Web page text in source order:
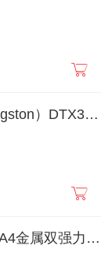
【联盟】金士顿（Kingston）DTX32G/DTX64G/DTX128G/DTX256G u盘 USB3.2 Gen 1 高速车载闪存优盘32G/64G/128G/256G
得力（deli）5302ES A4金属双强力夹硬文件夹 大容量试卷资料夹诗朗诵签约夹板 文件收纳办公用品5302ES 短夹+短夹